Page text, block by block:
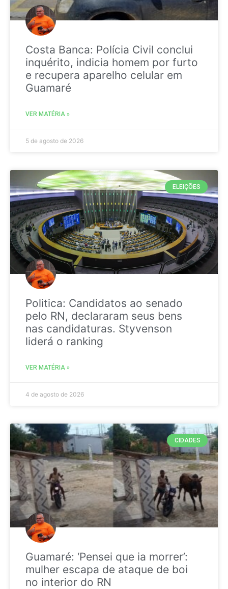
Costa Banca: Polícia Civil conclui
inquérito, indicia homem por furto
e recupera aparelho celular em
Guamaré
VER MATÉRIA »
5 de agosto de 2026
ELEIÇÕES
Politica: Candidatos ao senado
pelo RN, declararam seus bens
nas candidaturas. Styvenson
liderá o ranking
VER MATÉRIA »
4 de agosto de 2026
CIDADES
Guamaré: ‘Pensei que ia morrer’:
mulher escapa de ataque de boi
no interior do RN